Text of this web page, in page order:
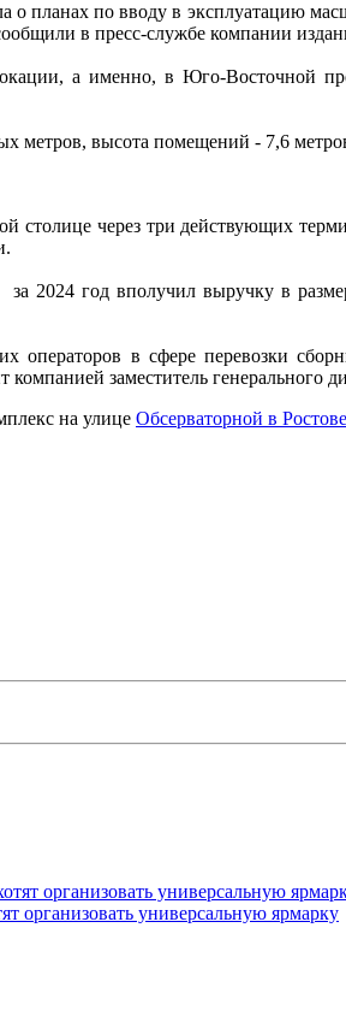
о планах по вводу в эксплуатацию
в пресс-службе компании
а именно, в Юго-Восточной
метров, высота помещений - 7,6
столице через три действующих
2024 год вполучил выручку в
в сфере перевозки
заместитель генерального
на улице Обсерваторной в Ростове
организовать универсальную ярмарку